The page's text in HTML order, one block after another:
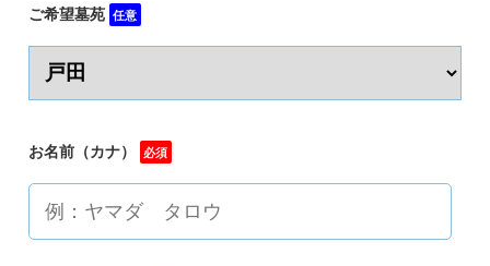
ご希望墓苑 任意
お名前（カナ） 必須